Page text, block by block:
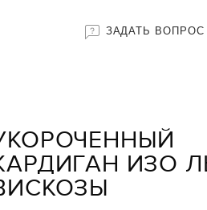
ЗАДАТЬ ВОПРОС
ИЗО